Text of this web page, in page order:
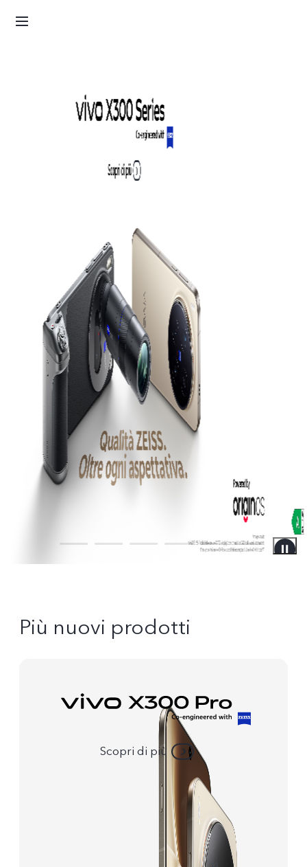
Qualità ZEISS. Oltre ogni aspettativa.
Scopri di più
Più nuovi prodotti
Scopri di più